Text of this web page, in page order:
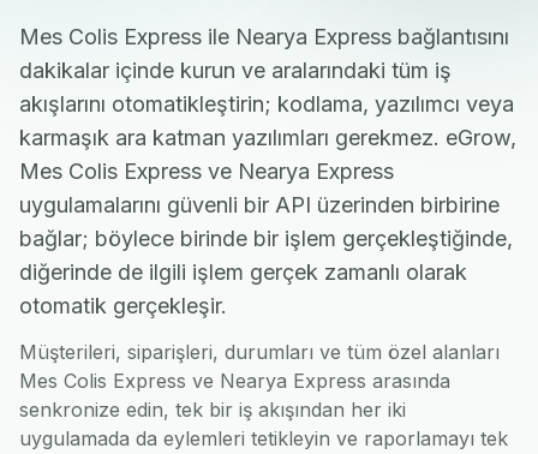
Mes Colis Express ile Nearya Express bağlantısını
dakikalar içinde kurun ve aralarındaki tüm iş
akışlarını otomatikleştirin; kodlama, yazılımcı veya
karmaşık ara katman yazılımları gerekmez. eGrow,
Mes Colis Express ve Nearya Express
uygulamalarını güvenli bir API üzerinden birbirine
bağlar; böylece birinde bir işlem gerçekleştiğinde,
diğerinde de ilgili işlem gerçek zamanlı olarak
otomatik gerçekleşir.
Müşterileri, siparişleri, durumları ve tüm özel alanları
Mes Colis Express ve Nearya Express arasında
senkronize edin, tek bir iş akışından her iki
uygulamada da eylemleri tetikleyin ve raporlamayı tek